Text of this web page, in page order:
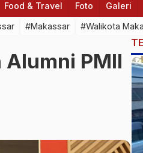
Food & Travel Foto Galeri
#Makassar #Walikota
Alumni PMII